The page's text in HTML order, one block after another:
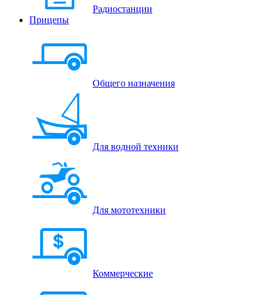
Радиостанции
Прицепы
Общего назначения
Для водной техники
Для мототехники
Коммерческие